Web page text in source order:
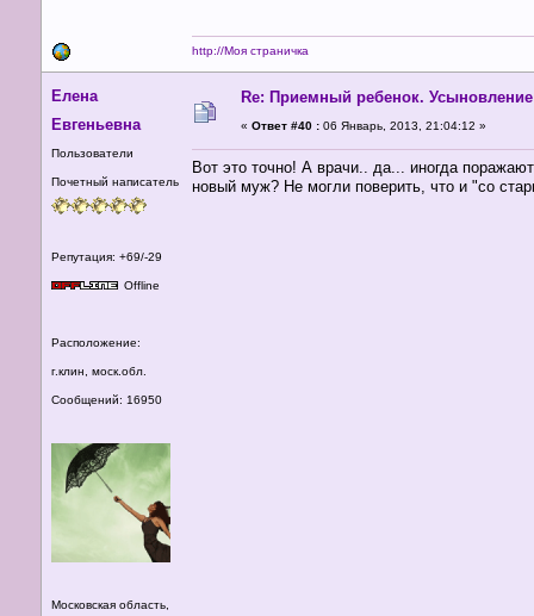
http://Моя страничка
Елена
Евгеньевна
Пользователи
Почетный написатель
Репутация: +69/-29
Offline
Расположение:
г.клин, моск.обл.
Сообщений: 16950
Московская область,
Re: Приемный ребенок. Усыновление
« Ответ #40 : 06 Январь, 2013, 21:04:12 »
Вот это точно! А врачи.. да... иногда
новый муж? Не могли поверить, что и "со